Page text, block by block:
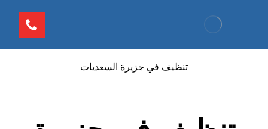
تنظيف في جزيرة السعديات